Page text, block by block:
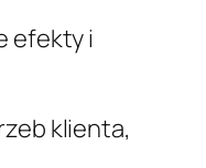
efekty i
klienta,